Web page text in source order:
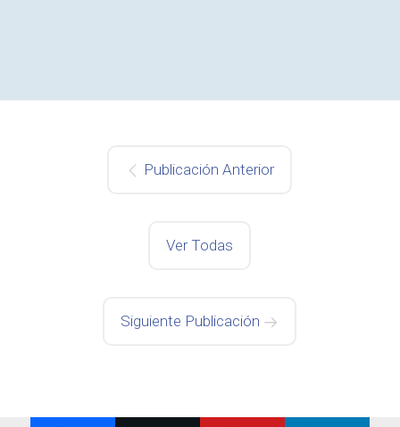
Publicación Anterior
Ver Todas
Siguiente Publicación